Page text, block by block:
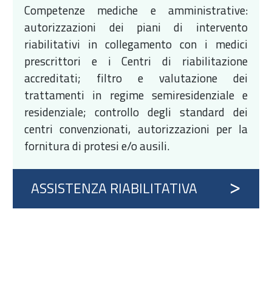
Competenze mediche e amministrative:
autorizzazioni dei piani di intervento
riabilitativi in collegamento con i medici
prescrittori e i Centri di riabilitazione
accreditati; filtro e valutazione dei
trattamenti in regime semiresidenziale e
residenziale; controllo degli standard dei
centri convenzionati, autorizzazioni per la
fornitura di protesi e/o ausili.
ASSISTENZA RIABILITATIVA